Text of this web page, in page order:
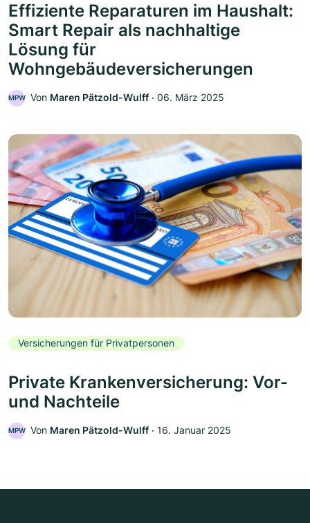
Effiziente Reparaturen im Haushalt:
Smart Repair als nachhaltige
Lösung für
Wohngebäudeversicherungen
MPW Von Maren Pätzold-Wulff ‧ 06. März 2025
Versicherungen für Privatpersonen
Private Krankenversicherung: Vor-
und Nachteile
MPW Von Maren Pätzold-Wulff ‧ 16. Januar 2025